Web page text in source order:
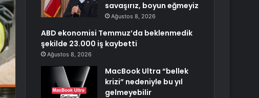
savaşırız, boyun eğmeyiz
Ağustos 8, 2026
ABD ekonomisi Temmuz’da beklenmedik
şekilde 23.000 iş kaybetti
Ağustos 8, 2026
MacBook Ultra “bellek
krizi” nedeniyle bu yıl
gelmeyebilir